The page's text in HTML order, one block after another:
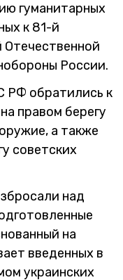
гуманитарных
к 81-й
России.
РФ обратились к
правом берегу
а также
советских
над
на
введенных в
украинских